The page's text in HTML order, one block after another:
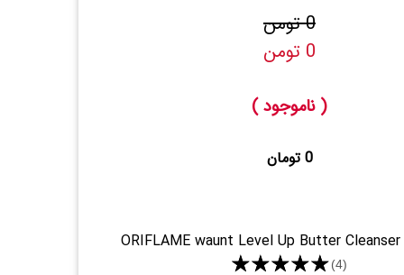
0 تومن
0 تومن
( ناموجود )
0 تومان
ORIFLAME waunt Level Up Butter
★★★★★(4)